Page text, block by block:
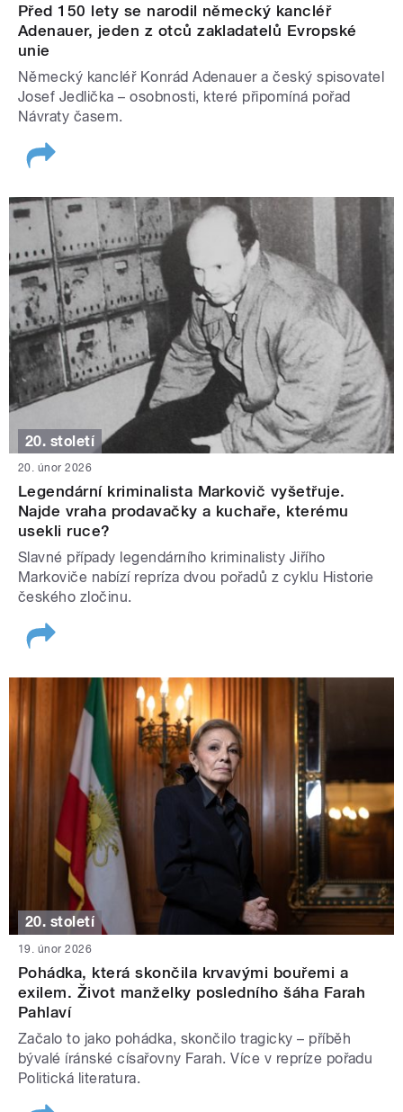
Před 150 lety se narodil německý kancléř
Adenauer, jeden z otců zakladatelů Evropské
unie
Německý kancléř Konrád Adenauer a český spisovatel
Josef Jedlička – osobnosti, které připomíná pořad
Návraty časem.
20. století
20. únor 2026
Legendární kriminalista Markovič vyšetřuje.
Najde vraha prodavačky a kuchaře, kterému
usekli ruce?
Slavné případy legendárního kriminalisty Jiřího
Markoviče nabízí repríza dvou pořadů z cyklu Historie
českého zločinu.
20. století
19. únor 2026
Pohádka, která skončila krvavými bouřemi a
exilem. Život manželky posledního šáha Farah
Pahlaví
Začalo to jako pohádka, skončilo tragicky – příběh
bývalé íránské císařovny Farah. Více v repríze pořadu
Politická literatura.